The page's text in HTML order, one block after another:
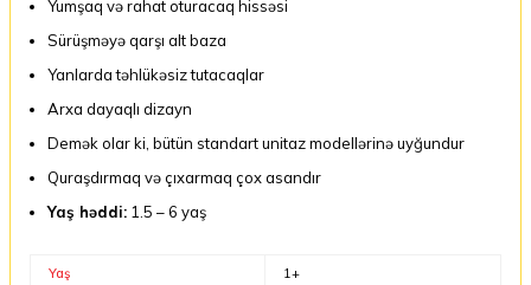
Yumşaq və rahat oturacaq hissəsi
Sürüşməyə qarşı alt baza
Yanlarda təhlükəsiz tutacaqlar
Arxa dayaqlı dizayn
Demək olar ki, bütün standart unitaz modellərinə uyğundur
Quraşdırmaq və çıxarmaq çox asandır
Yaş həddi: 1.5 – 6 yaş
Yaş 1+